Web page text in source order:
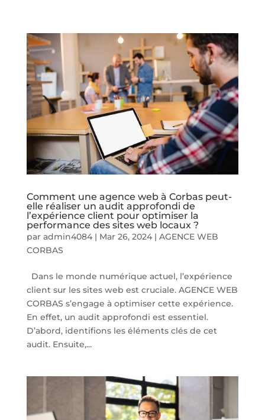
Comment une agence web à Corbas peut-
elle réaliser un audit approfondi de
l’expérience client pour optimiser la
performance des sites web locaux ?
par admin4084| Mar 26, 2024| AGENCE WEB
CORBAS
Dans le monde numérique actuel, l’expérience
client sur les sites web est cruciale. AGENCE WEB
CORBAS s’engage à optimiser cette expérience.
En effet, un audit approfondi est essentiel.
D’abord, identifions les éléments clés de cet
audit. Ensuite,...